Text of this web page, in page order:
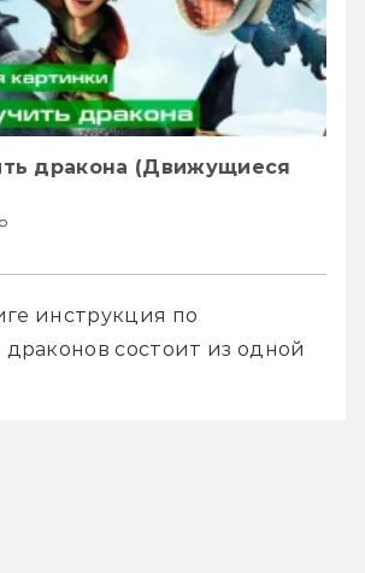
дракона (Движущиеся
инструкция по
состоит из одной